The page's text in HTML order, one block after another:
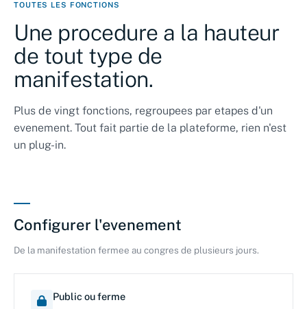
TOUTES LES FONCTIONS
Une procedure a la hauteur
de tout type de
manifestation.
Plus de vingt fonctions, regroupees par etapes d'un
evenement. Tout fait partie de la plateforme, rien n'est
un plug-in.
Configurer l'evenement
De la manifestation fermee au congres de plusieurs jours.
Public ou ferme